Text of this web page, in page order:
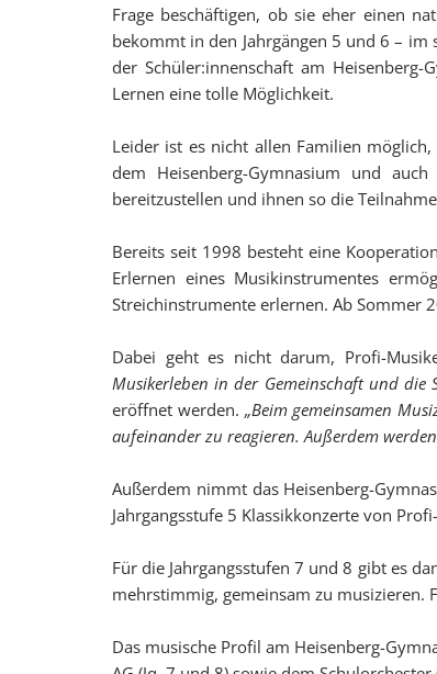
Frage beschäftigen, ob sie eher einen
bekommt in den Jahrgängen 5 und 6 –
der Schüler:innenschaft am
Lernen eine tolle Möglichkeit.
Leider ist es nicht allen Familien
dem Heisenberg-Gymnasium und
bereitzustellen und ihnen so die
Bereits seit 1998 besteht eine
Erlernen eines Musikinstrumentes
Streichinstrumente erlernen. Ab Sommer
Dabei geht es nicht darum, Profi-
Musikerleben in der Gemeinschaft und die
eröffnet werden. „Beim gemeinsamen
aufeinander zu reagieren. Außerdem
Außerdem nimmt das Heisenberg-
Jahrgangsstufe 5 Klassikkonzerte von
Für die Jahrgangsstufen 7 und 8 gibt es
mehrstimmig, gemeinsam zu musizieren.
Das musische Profil am Heisenberg-